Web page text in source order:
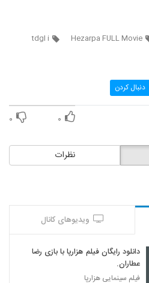
Hezarpa FULL Movie
tdgl i
دنبال کردن
۰ ۰
نظرات
ویدیوهای کانال
دانلود رایگان فیلم هزارپا با بازی رضا
عطاران.
فیلم سینمایی هزارپا